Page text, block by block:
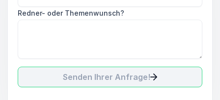
Redner- oder Themenwunsch?
Senden Ihrer Anfrage!